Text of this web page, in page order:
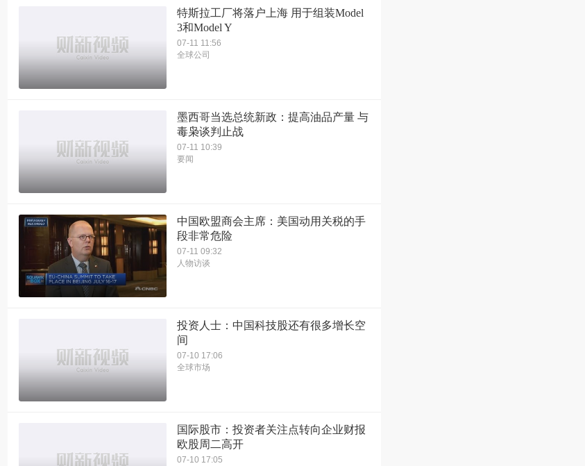
特斯拉工厂将落户上海 用于组装Model
3和Model Y
07-11 11:56
全球公司
墨西哥当选总统新政：提高油品产量 与
毒枭谈判止战
07-11 10:39
要闻
中国欧盟商会主席：美国动用关税的手
段非常危险
07-11 09:32
人物访谈
投资人士：中国科技股还有很多增长空
间
07-10 17:06
全球市场
国际股市：投资者关注点转向企业财报
欧股周二高开
07-10 17:05